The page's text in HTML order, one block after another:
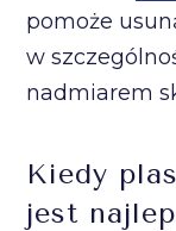
pomoże
w
nadmiarem
Kiedy
jest